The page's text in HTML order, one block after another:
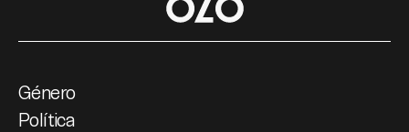
Género
Política